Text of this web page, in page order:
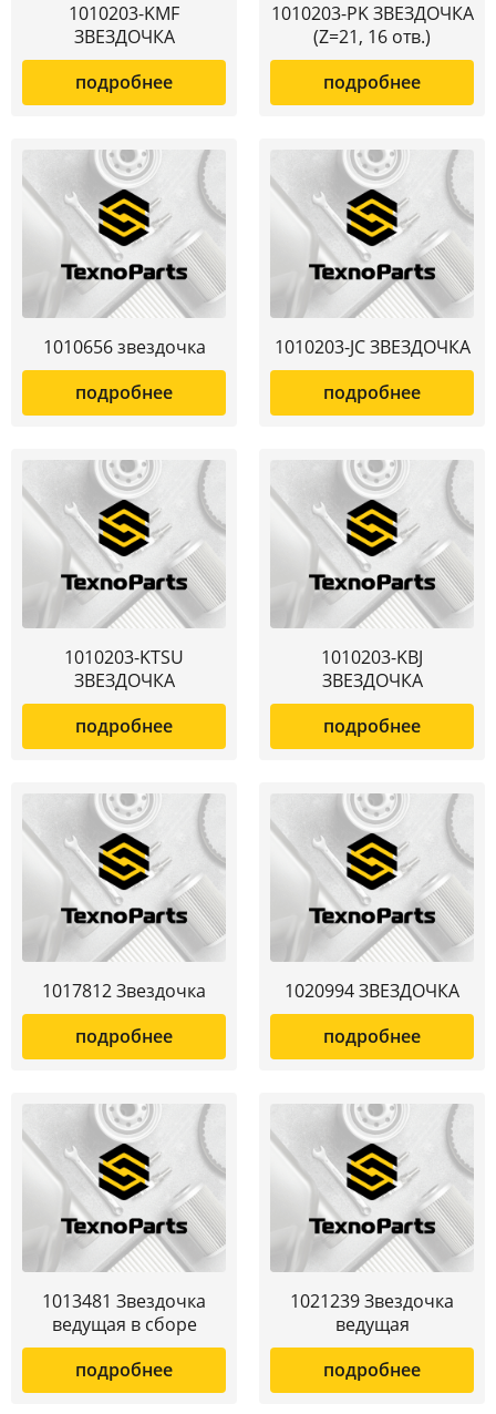
1010203-KMF
ЗВЕЗДОЧКА
подробнее
1010203-PK ЗВЕЗДОЧКА
(Z=21, 16 отв.)
подробнее
1010656 звездочка
подробнее
1010203-JC ЗВЕЗДОЧКА
подробнее
1010203-KTSU
ЗВЕЗДОЧКА
подробнее
1010203-KBJ
ЗВЕЗДОЧКА
подробнее
1017812 Звездочка
подробнее
1020994 ЗВЕЗДОЧКА
подробнее
1013481 Звездочка
ведущая в сборе
подробнее
1021239 Звездочка
ведущая
подробнее